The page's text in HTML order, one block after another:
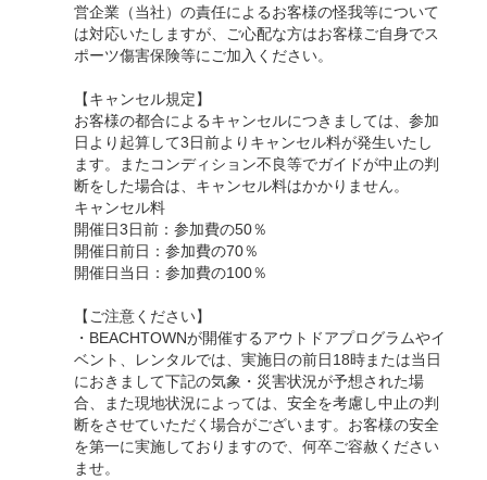
営企業（当社）の責任によるお客様の怪我等について
は対応いたしますが、ご心配な方はお客様ご自身でス
ポーツ傷害保険等にご加入ください。
【キャンセル規定】
お客様の都合によるキャンセルにつきましては、参加
日より起算して3日前よりキャンセル料が発生いたし
ます。またコンディション不良等でガイドが中止の判
断をした場合は、キャンセル料はかかりません。
キャンセル料
開催日3日前：参加費の50％
開催日前日：参加費の70％
開催日当日：参加費の100％
【ご注意ください】
・BEACHTOWNが開催するアウトドアプログラムやイ
ベント、レンタルでは、実施日の前日18時または当日
におきまして下記の気象・災害状況が予想された場
合、また現地状況によっては、安全を考慮し中止の判
断をさせていただく場合がございます。お客様の安全
を第一に実施しておりますので、何卒ご容赦ください
ませ。